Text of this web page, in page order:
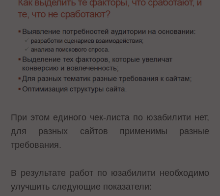
При этом единого чек-листа по юзабилити нет,
для разных сайтов применимы разные
требования.
В результате работ по юзабилити необходимо
улучшить следующие показатели: